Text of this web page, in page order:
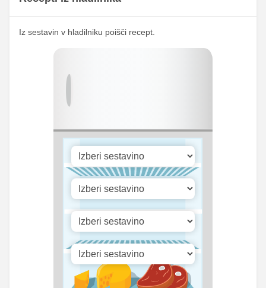
Kalij 456 mg
mg
133.64
178.75 iu
0 mg
0 mg
4.49 mg
6 mg
0 mg 0 mg
Iz sestavin v hladilniku poišči recept.